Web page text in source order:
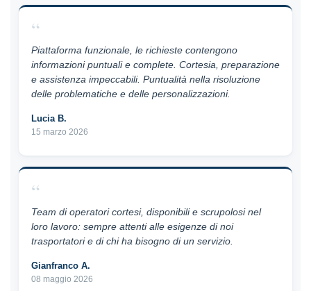
“
Piattaforma funzionale, le richieste contengono
informazioni puntuali e complete. Cortesia, preparazione
e assistenza impeccabili. Puntualità nella risoluzione
delle problematiche e delle personalizzazioni.
Lucia B.
15 marzo 2026
“
Team di operatori cortesi, disponibili e scrupolosi nel
loro lavoro: sempre attenti alle esigenze di noi
trasportatori e di chi ha bisogno di un servizio.
Gianfranco A.
08 maggio 2026